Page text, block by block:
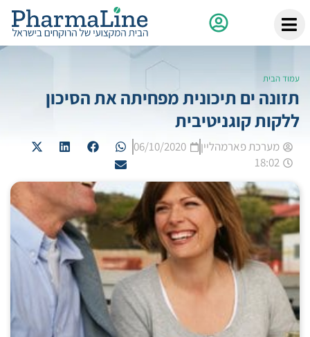
עמוד הבית
תזונה ים תיכונית מפחיתה את הסיכון
ללקות קוגניטיבית
מערכת פארמהליין
06/10/2020
18:02